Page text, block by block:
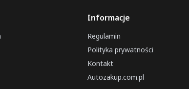
Informacje
Regulamin
Polityka prywatności
Kontakt
Autozakup.com.pl